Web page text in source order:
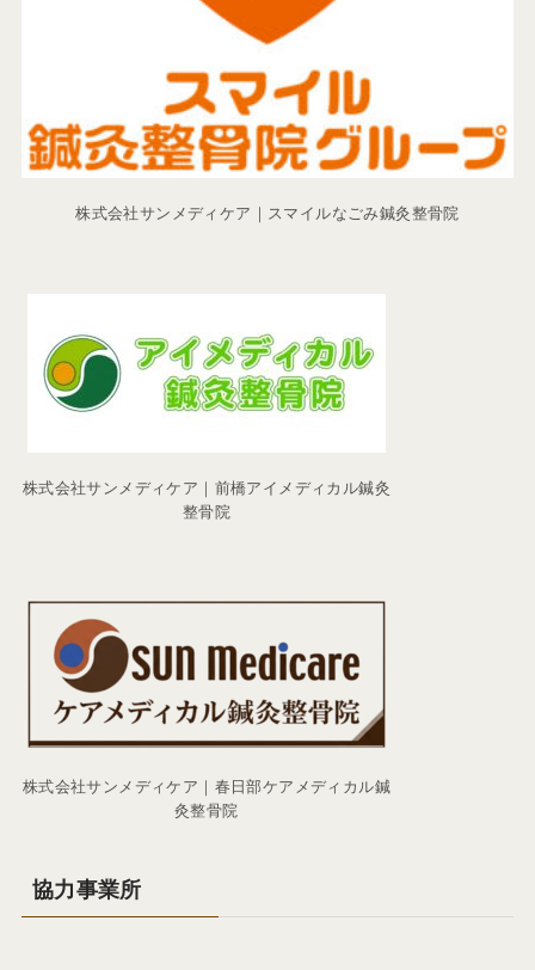
株式会社サンメディケア｜スマイルなごみ鍼灸整骨院
株式会社サンメディケア｜前橋アイメディカル鍼灸
整骨院
株式会社サンメディケア｜春日部ケアメディカル鍼
灸整骨院
協力事業所